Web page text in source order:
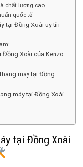
chất lượng cao
quốc tế
tại Đồng Xoài uy tín
Đồng Xoài của Kenzo
máy tại Đồng
máy tại Đồng Xoài
tại Đồng Xoài